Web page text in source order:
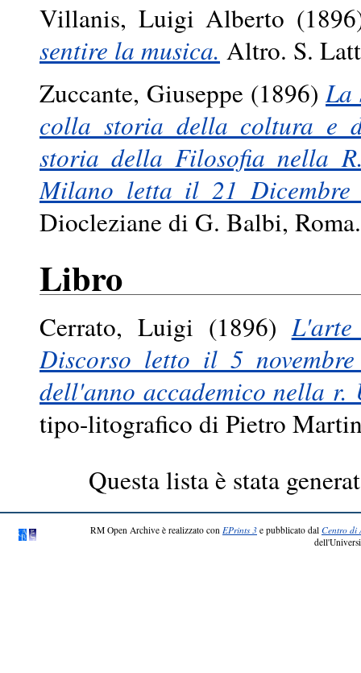
Villanis, Luigi Alberto
sentire la musica. Altro. S.
Zuccante, Giuseppe (1896)La
colla storia della coltura e
storia della Filosofia nella
Milano letta il 21 Dicembre
Diocleziane di G. Balbi, Roma.
Libro
Cerrato, Luigi (1896)
Discorso letto il 5
dell'anno accademico nella r.
tipo-litografico di Pietro
Questa lista è stata
RM Open Archive è realizzato con EPrints 3 e pubblicato dal Centro di